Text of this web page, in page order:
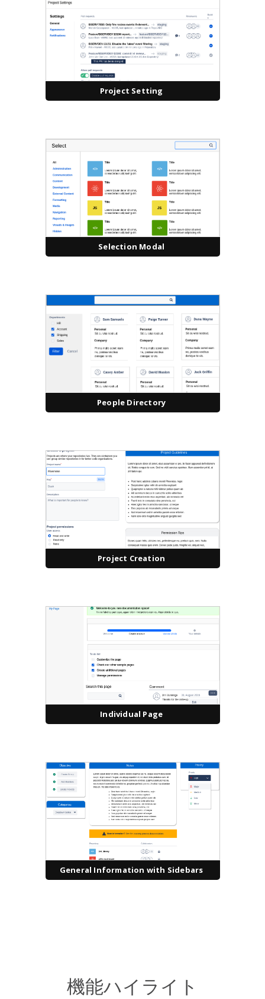
Project Setting
Selection Modal
People Directory
Project Creation
Individual Page
General Information with Sidebars
機能ハイライト